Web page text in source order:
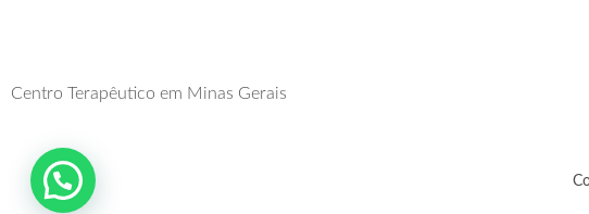
Centro Terapêutico em Minas Gerais